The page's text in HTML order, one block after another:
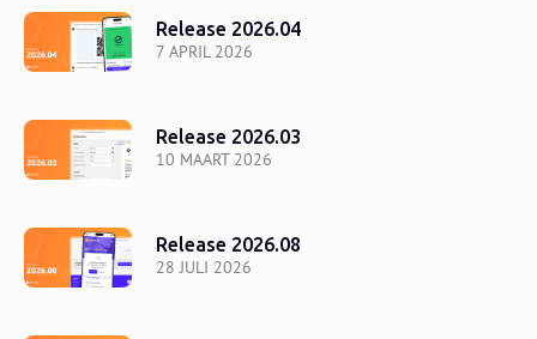
7 APRIL 2026
Release 2026.04
10 MAART 2026
Release 2026.03
28 JULI 2026
Release 2026.08